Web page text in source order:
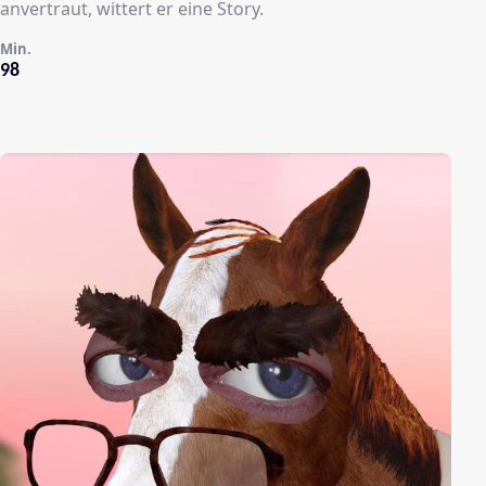
anvertraut, wittert er eine Story.
98
Min.